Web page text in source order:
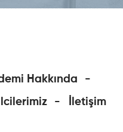
Hakkında
İletişim